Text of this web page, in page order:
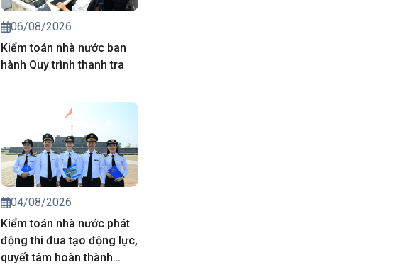
06/08/2026
Kiểm toán nhà nước ban
hành Quy trình thanh tra
04/08/2026
Kiểm toán nhà nước phát
động thi đua tạo động lực,
quyết tâm hoàn thành